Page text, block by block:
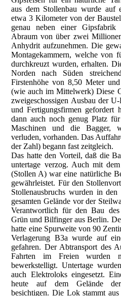
aus dem Stollenbau wurde auf
etwa 3 Kilometer von der
genau neben einer
Abraum von über zwei
Anhydrit aufzunehmen. Die
Montagekammern, welche von
durchkreuzt wurden, erhalten.
Norden nach Süden
Firstenhöhe von 8,50 Meter
(wie auch im Mittelwerk) Diese
zweigeschossigen Ausbau der
und Fertigungsfirmen gefordert
dann auch noch genug Platz
Maschinen und die Bagger,
verluden, vorhanden. Das
der Zahl) begann fast zeitgleich.
Das hatte den Vorteil, daß die
untertage verzog. Auch mit
(Stollen A) war eine natürliche
gewährleistet. Für den
Stollenausbruchs wurden in
gesamten Gelände vor der
Verantwortlich für den Bau
Grün und Bilfinger aus Berlin.
hatte eine Spurweite von 90
Verlagerung B3a wurde auf
gefahren. Der Abtransport des
Fahrten im Freien wurden
bewerkstelligt. Untertage
auch Elektroloks eingesetzt.
heute auf dem Gelände
besichtigen. Die Lok stammt